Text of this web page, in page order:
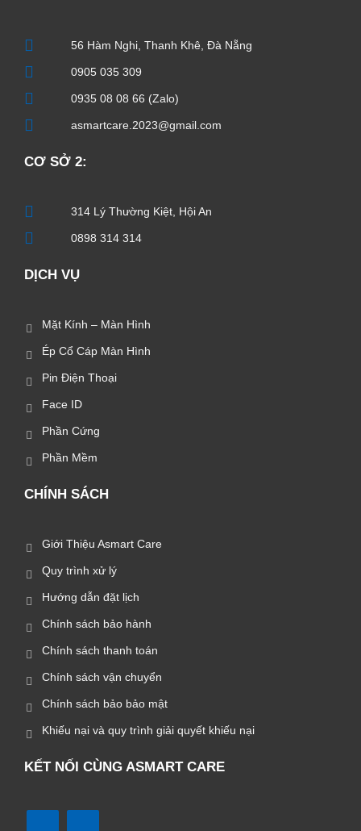
56 Hàm Nghi, Thanh Khê, Đà Nẵng
0905 035 309
0935 08 08 66 (Zalo)
asmartcare.2023@gmail.com
CƠ SỞ 2:
314 Lý Thường Kiệt, Hội An
0898 314 314
DỊCH VỤ
Mặt Kính – Màn Hình
Ép Cổ Cáp Màn Hình
Pin Điện Thoại
Face ID
Phần Cứng
Phần Mềm
CHÍNH SÁCH
Giới Thiệu Asmart Care
Quy trình xử lý
Hướng dẫn đặt lịch
Chính sách bảo hành
Chính sách thanh toán
Chính sách vận chuyển
Chính sách bảo bảo mật
Khiếu nại và quy trình giải quyết khiếu nại
KẾT NỐI CÙNG ASMART CARE